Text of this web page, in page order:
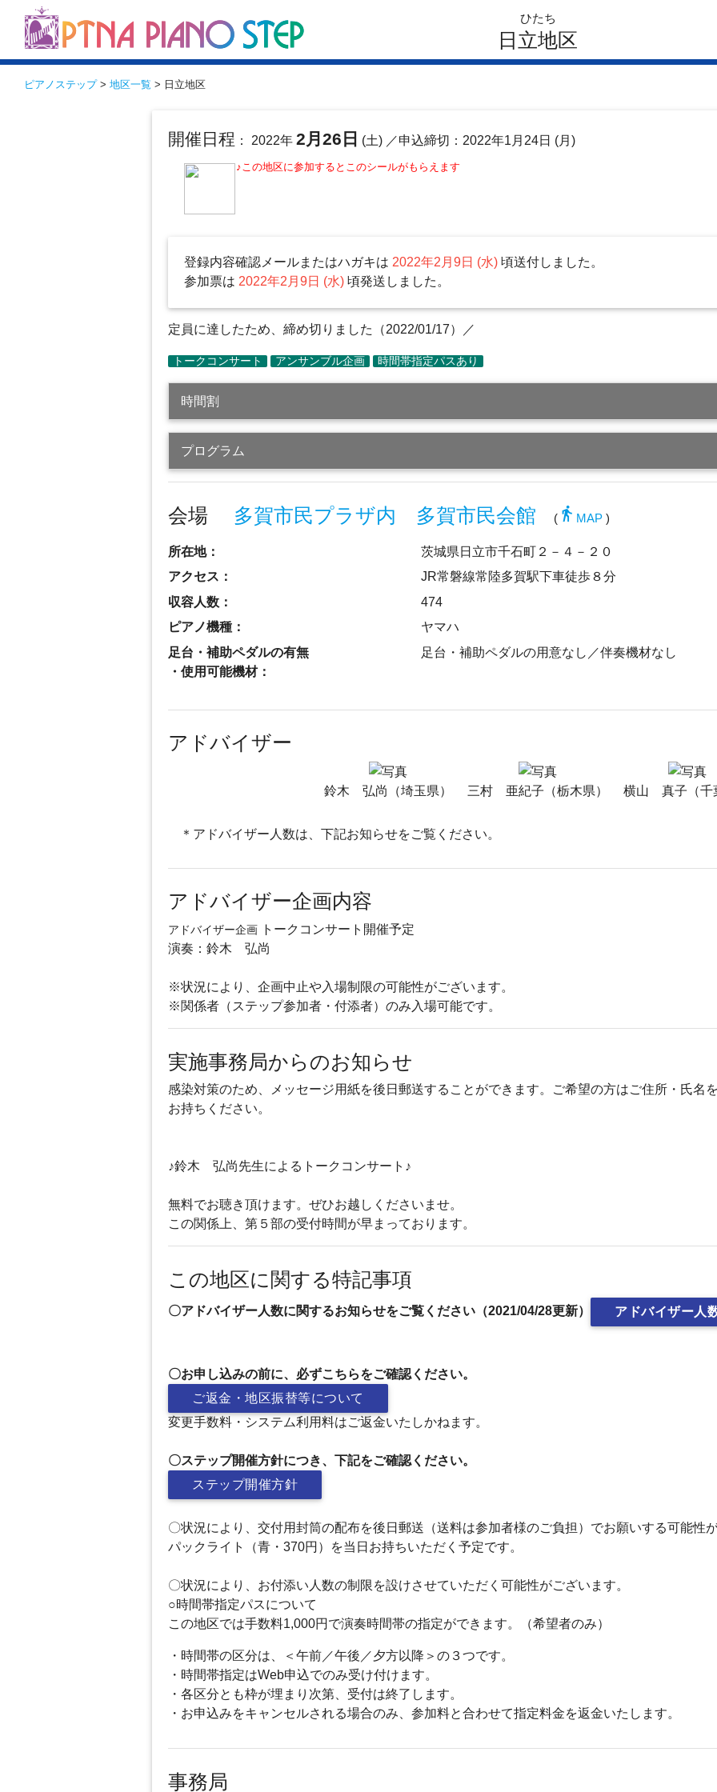
ひたち
日立地区
ピアノステップ> 地区一覧 > 日立地区
開催日程 ： 2022年2月26日 (土) ／申込締切：2022年1月24日 (月)
♪この地区に参加するとこのシールがもらえます
登録内容確認メールまたはハガキは 2022年2月9日 (水)頃送付しました。
参加票は 2022年2月9日 (水)頃発送しました。
定員に達したため、締め切りました（2022/01/17）／
時間割
プログラム
会場 多賀市民プラザ内 多賀市民会館 ( directions_walk MAP )
所在地：
茨城県日立市千石町２－４－２０
アクセス：
JR常磐線常陸多賀駅下車徒歩８分
収容人数：
474
ピアノ機種：
ヤマハ
足台・補助ペダルの有無
・使用可能機材：
足台・補助ペダルの用意なし／伴奏機材なし
アドバイザー
鈴木 弘尚（埼玉県） 三村 亜紀子（栃木県） 横山 真子（千
＊アドバイザー人数は、下記お知らせをご覧ください。
アドバイザー企画内容
アドバイザー企画 トークコンサート開催予定
演奏：鈴木 弘尚
※状況により、企画中止や入場制限の可能性がございます。
※関係者（ステップ参加者・付添者）のみ入場可能です。
実施事務局からのお知らせ
感染対策のため、メッセージ用紙を後日郵送することができます。ご希望の方はご住所・氏名
お持ちください。
♪鈴木 弘尚先生によるトークコンサート♪
無料でお聴き頂けます。ぜひお越しくださいませ。
この関係上、第５部の受付時間が早まっております。
この地区に関する特記事項
〇アドバイザー人数に関するお知らせをご覧ください（2021/04/28更新） アドバイザー人
〇お申し込みの前に、必ずこちらをご確認ください。
ご返金・地区振替等について
変更手数料・システム利用料はご返金いたしかねます。
〇ステップ開催方針につき、下記をご確認ください。
ステップ開催方針
〇状況により、交付用封筒の配布を後日郵送（送料は参加者様のご負担）でお願いする可能性
パックライト（青・370円）を当日お持ちいただく予定です。
〇状況により、お付添い人数の制限を設けさせていただく可能性がございます。
○時間帯指定パスについて
この地区では手数料1,000円で演奏時間帯の指定ができます。（希望者のみ）
・時間帯の区分は、＜午前／午後／夕方以降＞の３つです。
・時間帯指定はWeb申込でのみ受け付けます。
・各区分とも枠が埋まり次第、受付は終了します。
・お申込みをキャンセルされる場合のみ、参加料と合わせて指定料金を返金いたします。
事務局